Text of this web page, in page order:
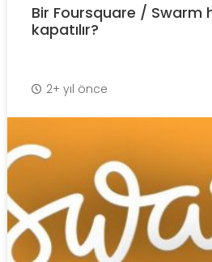
Bir Foursquare / Swarm
kapatılır?
2+ yıl önce